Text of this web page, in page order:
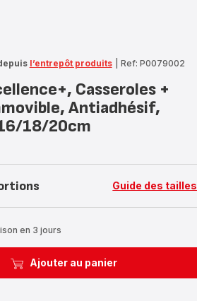
l’entrepôt produits Ref: P0079002
Casseroles +
Antiadhésif,
18/20cm
Guide des tailles
en 3 jours
Ajouter au panier